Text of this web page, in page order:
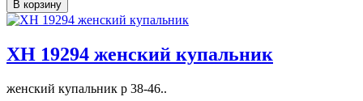
В корзину
ХН 19294 женский купальник
женский купальник р 38-46..